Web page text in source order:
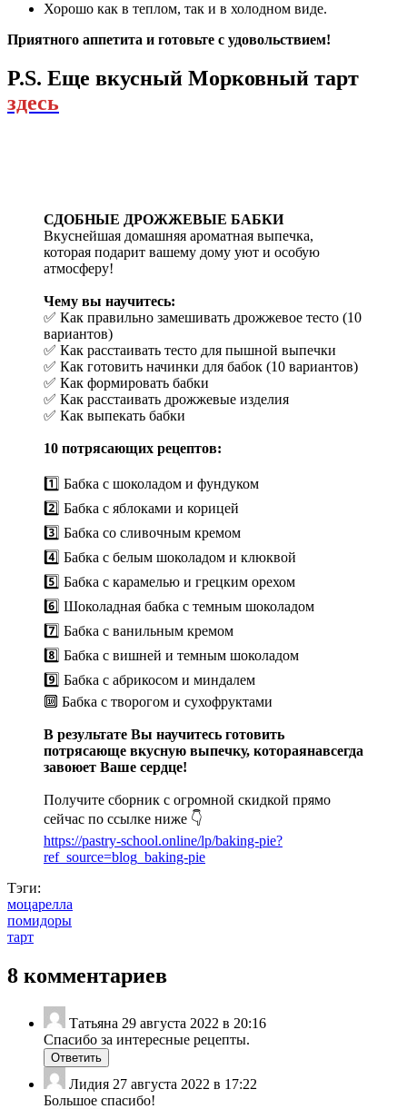
Хорошо как в теплом, так и в холодном виде.
Приятного аппетита и готовьте с удовольствием!
P.S. Еще вкусный Морковный тарт
здесь
СДОБНЫЕ ДРОЖЖЕВЫЕ БАБКИ
Вкуснейшая домашняя ароматная выпечка,
которая подарит вашему дому уют и особую
атмосферу!
Чему вы научитесь:
✅ Как правильно замешивать дрожжевое тесто (10
вариантов)
✅ Как расстаивать тесто для пышной выпечки
✅ Как готовить начинки для бабок (10 вариантов)
✅ Как формировать бабки
✅ Как расстаивать дрожжевые изделия
✅ Как выпекать бабки
10 потрясающих рецептов:
1️⃣ Бабка с шоколадом и фундуком
2️⃣ Бабка с яблоками и корицей
3️⃣ Бабка со сливочным кремом
4️⃣ Бабка с белым шоколадом и клюквой
5️⃣ Бабка с карамелью и грецким орехом
6️⃣ Шоколадная бабка с темным шоколадом
7️⃣ Бабка с ванильным кремом
8️⃣ Бабка с вишней и темным шоколадом
9️⃣ Бабка с абрикосом и миндалем
🔟 Бабка с творогом и сухофруктами
В результате Вы научитесь готовить
потрясающе вкусную выпечку, котораянавсегда
завоюет Ваше сердце!
Получите сборник с огромной скидкой прямо
сейчас по ссылке ниже 👇
https://pastry-school.online/lp/baking-pie?
ref_source=blog_baking-pie
Тэги:
моцарелла
помидоры
тарт
8 комментариев
Татьяна 29 августа 2022 в 20:16
Спасибо за интересные рецепты.
Ответить
Лидия 27 августа 2022 в 17:22
Большое спасибо!